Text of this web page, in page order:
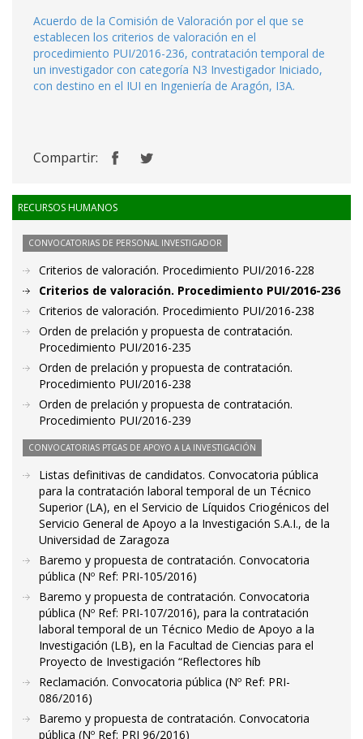
Acuerdo de la Comisión de Valoración por el que se
establecen los criterios de valoración en el
procedimiento PUI/2016-236, contratación temporal de
un investigador con categoría N3 Investigador Iniciado,
con destino en el IUI en Ingeniería de Aragón, I3A.
Compartir:
RECURSOS HUMANOS
CONVOCATORIAS DE PERSONAL INVESTIGADOR
Criterios de valoración. Procedimiento PUI/2016-228
Criterios de valoración. Procedimiento PUI/2016-236
Criterios de valoración. Procedimiento PUI/2016-238
Orden de prelación y propuesta de contratación.
Procedimiento PUI/2016-235
Orden de prelación y propuesta de contratación.
Procedimiento PUI/2016-238
Orden de prelación y propuesta de contratación.
Procedimiento PUI/2016-239
CONVOCATORIAS PTGAS DE APOYO A LA INVESTIGACIÓN
Listas definitivas de candidatos. Convocatoria pública
para la contratación laboral temporal de un Técnico
Superior (LA), en el Servicio de Líquidos Criogénicos del
Servicio General de Apoyo a la Investigación S.A.I., de la
Universidad de Zaragoza
Baremo y propuesta de contratación. Convocatoria
pública (Nº Ref: PRI-105/2016)
Baremo y propuesta de contratación. Convocatoria
pública (Nº Ref: PRI-107/2016), para la contratación
laboral temporal de un Técnico Medio de Apoyo a la
Investigación (LB), en la Facultad de Ciencias para el
Proyecto de Investigación “Reflectores híb
Reclamación. Convocatoria pública (Nº Ref: PRI-
086/2016)
Baremo y propuesta de contratación. Convocatoria
pública (Nº Ref: PRI 96/2016)